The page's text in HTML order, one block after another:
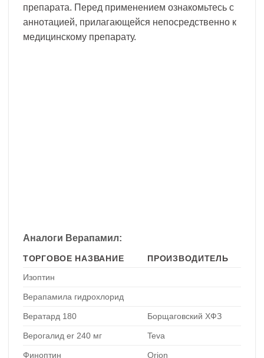
препарата. Перед применением ознакомьтесь с
аннотацией, прилагающейся непосредственно к
медицинскому препарату.
Аналоги Верапамил:
ТОРГОВОЕ НАЗВАНИЕ
ПРОИЗВОДИТЕЛЬ
Изоптин
Верапамила гидрохлорид
Вератард 180 Борщаговский ХФЗ
Верогалид er 240 мг Teva
Финоптин Orion